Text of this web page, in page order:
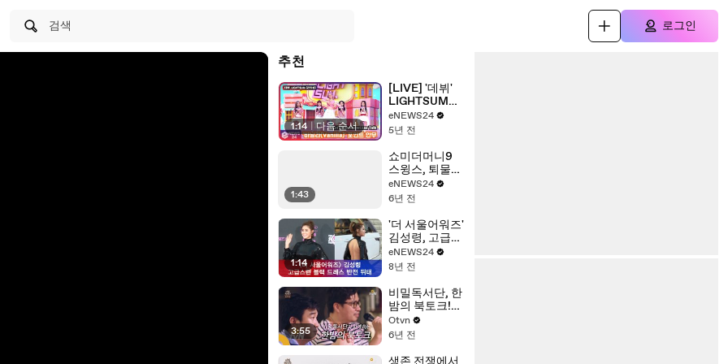
검색 로그인
추천
1:14 다음 순서
[LIVE] '데뷔'
LIGHTSUM
(라잇썸), '바닐
라(Vanilla)' 포
LIGHTSUM
Showcase
Talk
eNEWS24
5년 전
1:43
쇼미더머니9
스윙스, 퇴물
래퍼? 마이크
던지고 폭풍 랩
탄생'
eNEWS24
6년 전
1:14
'더 서울어워즈'
김성령, 고급스
런 블랙 드레스
반전 뒤태
eNEWS24
8년 전
3:55
비밀독서단, 한
밤의 북토크!
인문 VS 경영
Otvn
6년 전